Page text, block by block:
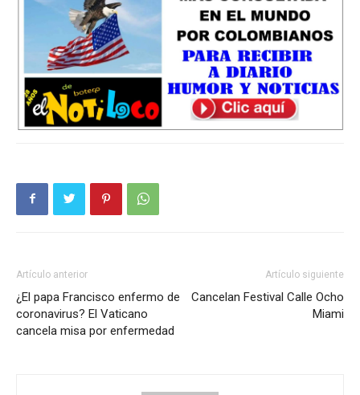
Artículo anterior
¿El papa Francisco enfermo de
coronavirus? El Vaticano
cancela misa por enfermedad
Artículo siguiente
Cancelan Festival Calle Ocho
Miami